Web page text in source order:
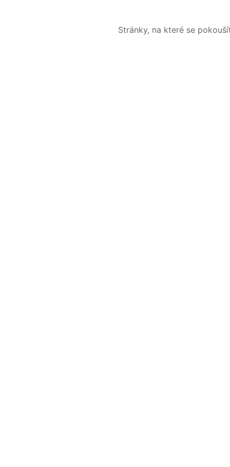
Stránky, na které se